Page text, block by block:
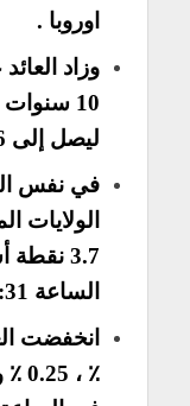
اوروبا .
وزاد
ليصل إلى 1.86٪
في نفس
الساعة 18:31 بتوقيت وسط اوروبا .